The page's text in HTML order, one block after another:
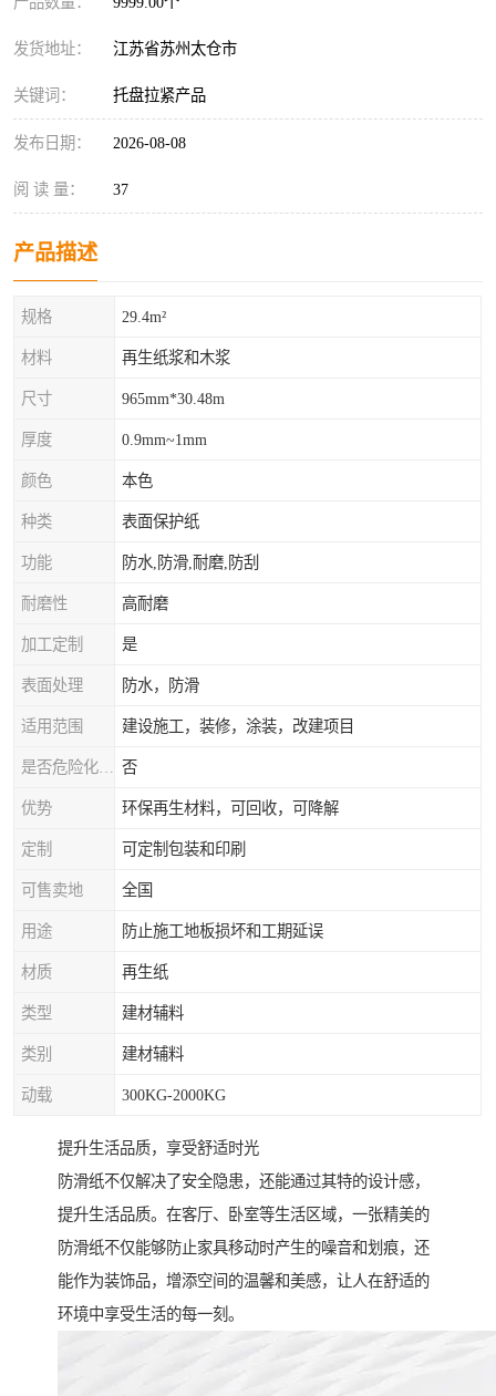
发货地址： 江苏省苏州太仓市
关键词： 托盘拉紧产品
发布日期： 2026-08-08
阅 读 量： 37
产品描述
规格 29.4m²
材料 再生纸浆和木浆
尺寸 965mm*30.48m
厚度 0.9mm~1mm
颜色 本色
种类 表面保护纸
功能 防水,防滑,耐磨,防刮
耐磨性 高耐磨
加工定制 是
表面处理 防水，防滑
适用范围 建设施工，装修，涂装，改建项目
否
优势 环保再生材料，可回收，可降解
定制 可定制包装和印刷
可售卖地 全国
用途 防止施工地板损坏和工期延误
材质 再生纸
类型 建材辅料
类别 建材辅料
动载 300KG-2000KG
提升生活品质，享受舒适时光
防滑纸不仅解决了安全隐患，还能通过其特的设计感，
提升生活品质。在客厅、卧室等生活区域，一张精美的
防滑纸不仅能够防止家具移动时产生的噪音和划痕，还
能作为装饰品，增添空间的温馨和美感，让人在舒适的
环境中享受生活的每一刻。